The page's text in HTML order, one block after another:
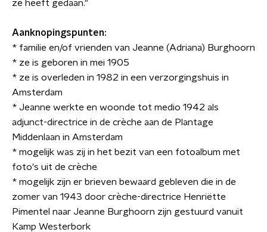
ze heeft gedaan."
Aanknopingspunten:
* familie en/of vrienden van Jeanne (Adriana) Burghoorn
* ze is geboren in mei 1905
* ze is overleden in 1982 in een verzorgingshuis in
Amsterdam
* Jeanne werkte en woonde tot medio 1942 als
adjunct-directrice in de crèche aan de Plantage
Middenlaan in Amsterdam
* mogelijk was zij in het bezit van een fotoalbum met
foto's uit de crèche
* mogelijk zijn er brieven bewaard gebleven die in de
zomer van 1943 door crèche-directrice Henriëtte
Pimentel naar Jeanne Burghoorn zijn gestuurd vanuit
Kamp Westerbork